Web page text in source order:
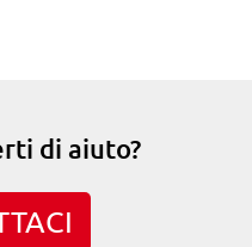
di aiuto?